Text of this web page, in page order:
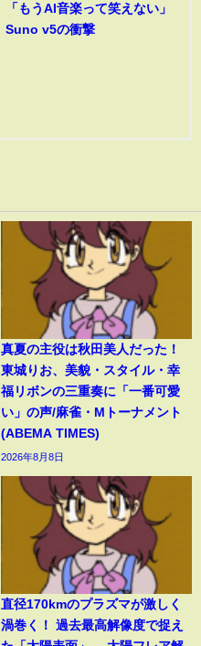
「もうAI音楽って笑えない」
Suno v5の衝撃
真夏の主役は秋田美人だった！
東城りお、美貌・スタイル・幸
福リボンの三重奏に「一番可愛
い」の声/麻雀・Mトーナメント
(ABEMA TIMES)
2026年8月8日
直径170kmのプラズマが激しく
渦巻く！ 過去最高解像度で捉え